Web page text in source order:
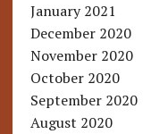
January 2021
December 2020
November 2020
October 2020
September 2020
August 2020